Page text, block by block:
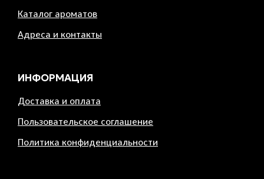
Каталог ароматов
Адреса и контакты
ИНФОРМАЦИЯ
Доставка и оплата
Пользовательское соглашение
Политика конфиденциальности